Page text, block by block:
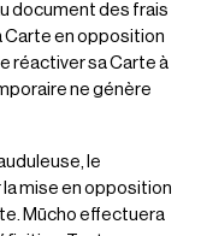
document des frais
Carte en opposition
réactiver sa Carte à
ne génère
le
mise en opposition
Mūcho effectuera